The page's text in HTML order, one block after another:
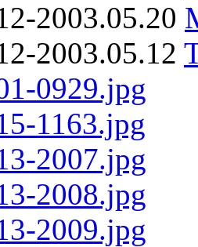
2003.05.20
2003.05.12
0929.jpg
1163.jpg
2007.jpg
2008.jpg
2009.jpg